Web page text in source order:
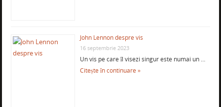
John Lennon despre vis
16 septembrie 2023
Un vis pe care îl visezi singur este numai un …
Citește în continuare »